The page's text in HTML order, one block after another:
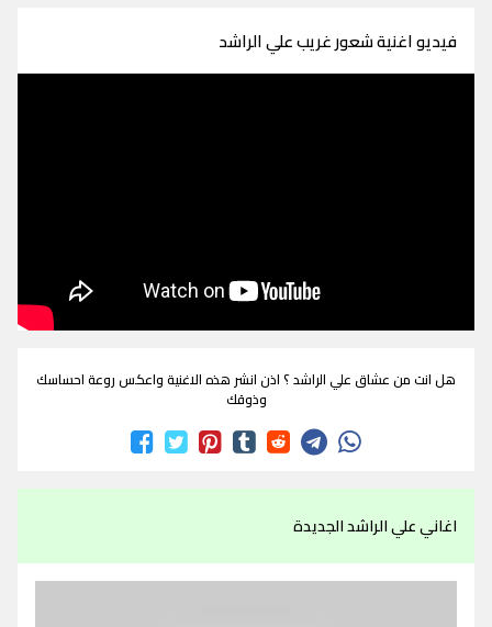
فيديو اغنية شعور غريب علي الراشد
هل انت من عشاق علي الراشد ؟ اذن انشر هذه الاغنية واعكس روعة احساسك
وذوقك
اغاني علي الراشد الجديدة